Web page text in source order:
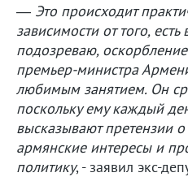
— Это происходит
зависимости от того,
подозреваю,
премьер-министра
любимым занятием. Он
поскольку ему каждый
высказывают претензии
армянские интересы и
политику, - заявил экс-